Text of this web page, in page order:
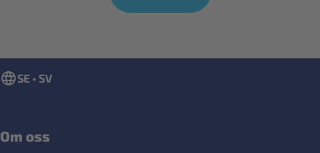
SE • SV
Om oss